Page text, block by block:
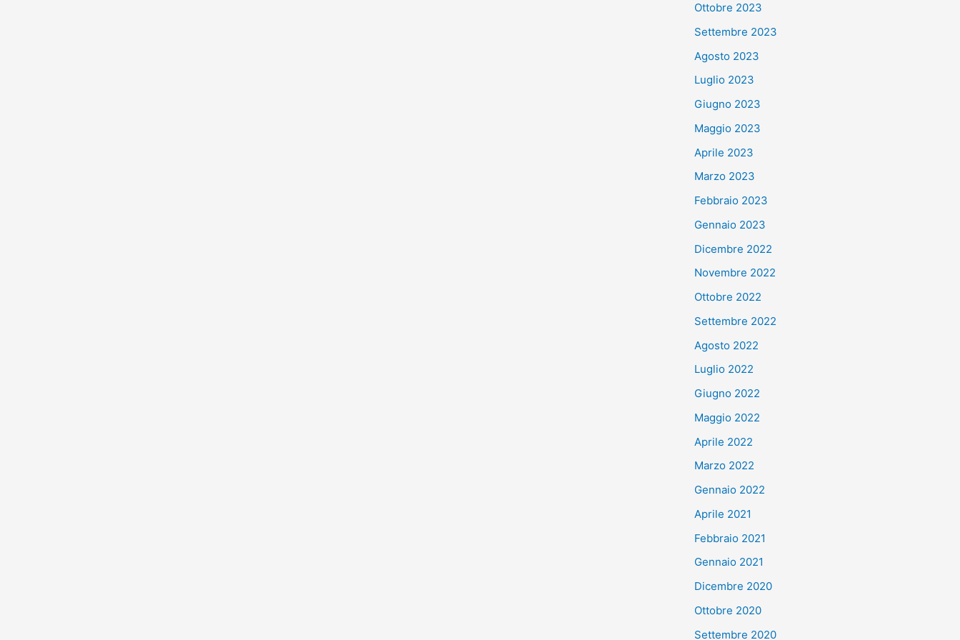
Ottobre 2023
Settembre 2023
Agosto 2023
Luglio 2023
Giugno 2023
Maggio 2023
Aprile 2023
Marzo 2023
Febbraio 2023
Gennaio 2023
Dicembre 2022
Novembre 2022
Ottobre 2022
Settembre 2022
Agosto 2022
Luglio 2022
Giugno 2022
Maggio 2022
Aprile 2022
Marzo 2022
Gennaio 2022
Aprile 2021
Febbraio 2021
Gennaio 2021
Dicembre 2020
Ottobre 2020
Settembre 2020